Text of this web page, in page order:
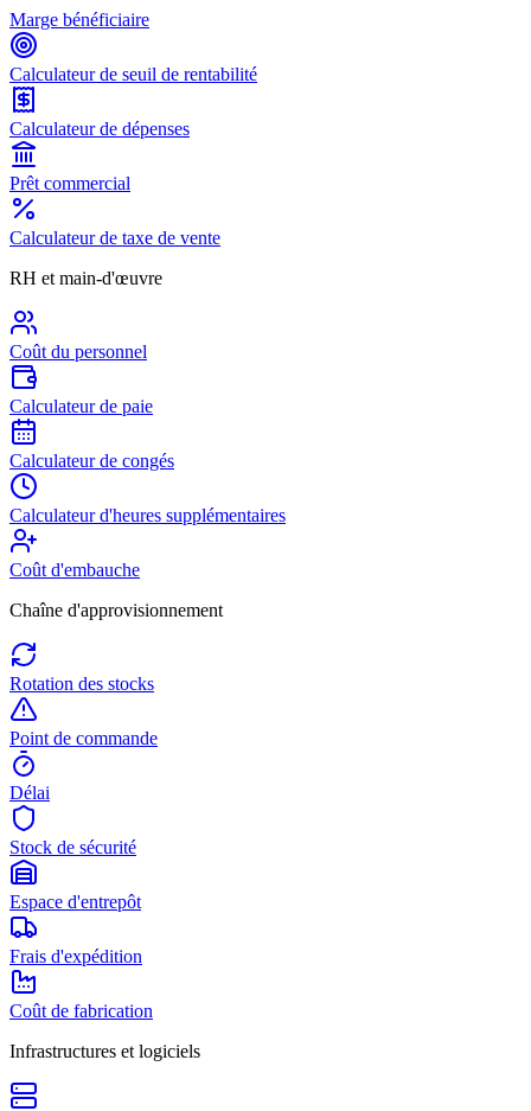
Marge bénéficiaire
Calculateur de seuil de rentabilité
Calculateur de dépenses
Prêt commercial
Calculateur de taxe de vente
RH et main-d'œuvre
Coût du personnel
Calculateur de paie
Calculateur de congés
Calculateur d'heures supplémentaires
Coût d'embauche
Chaîne d'approvisionnement
Rotation des stocks
Point de commande
Délai
Stock de sécurité
Espace d'entrepôt
Frais d'expédition
Coût de fabrication
Infrastructures et logiciels